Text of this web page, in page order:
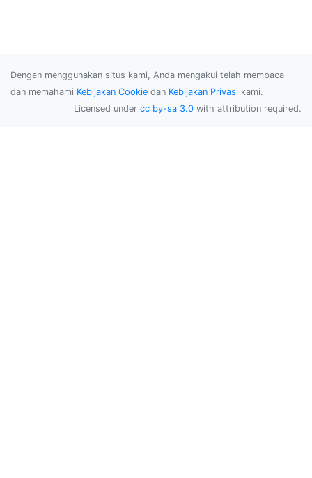
Dengan menggunakan situs kami, Anda mengakui telah membaca
dan memahami Kebijakan Cookie dan Kebijakan Privasi kami.
Licensed under cc by-sa 3.0 with attribution required.